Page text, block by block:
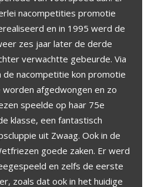
nacompetities promotie
en in 1995 werd de
zes jaar later de derde
verwachtte gebeurde. Via
de nacompetitie kon promotie
afgedwongen en zo
speelde op haar 75e
klasse, een fantastisch
uit Zwaag. Ook in de
goede zaken. Er werd
en zelfs de eerste
zoals dat ook in het huidige